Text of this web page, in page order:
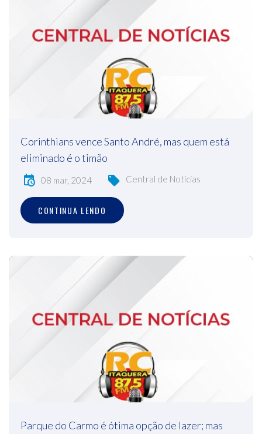
Corinthians vence Santo André, mas quem está
eliminado é o timão
08 mar, 2024 Central de Notícias
CONTINUA LENDO
Parque do Carmo é ótima opção de lazer; mas